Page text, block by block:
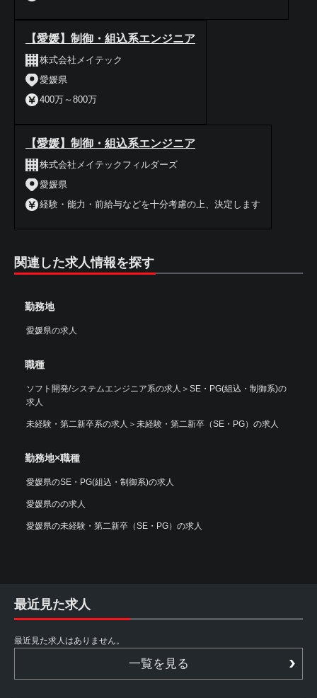
【愛媛】制御・組込系エンジニア
株式会社メイテック
愛媛県
400万～800万
【愛媛】制御・組込系エンジニア
株式会社メイテックフィルダーズ
愛媛県
経験・能力・前給与などを十分考慮の上、決定します
関連した求人情報を探す
勤務地
愛媛県の求人
職種
ソフト開発/システムエンジニア系の求人 ＞ SE・PG(組込・制御系)の
求人
未経験・第二新卒系の求人 ＞ 未経験・第二新卒（SE・PG）の求人
勤務地×職種
愛媛県のSE・PG(組込・制御系)の求人
愛媛県のの求人
愛媛県の未経験・第二新卒（SE・PG）の求人
最近見た求人
最近見た求人はありません。
一覧を見る